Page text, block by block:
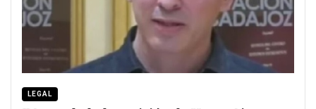
LEGAL